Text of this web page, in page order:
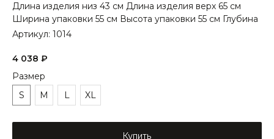
Длина изделия низ 43 см Длина изделия верх 65 см
Ширина упаковки 55 см Высота упаковки 55 см Глубина
Артикул: 1014
4 038 ₽
Размер
S
M L XL
Купить